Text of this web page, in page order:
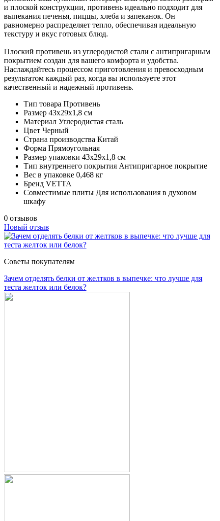
и плоской конструкции, противень идеально подходит для
выпекания печенья, пиццы, хлеба и запеканок. Он
равномерно распределяет тепло, обеспечивая идеальную
текстуру и вкус готовых блюд.
Плоский противень из углеродистой стали с антипригарным
покрытием создан для вашего комфорта и удобства.
Наслаждайтесь процессом приготовления и превосходным
результатом каждый раз, когда вы используете этот
качественный и надежный противень.
Тип товара Противень
Размер 43x29x1,8 см
Материал Углеродистая сталь
Цвет Черный
Страна производства Китай
Форма Прямоугольная
Размер упаковки 43х29х1,8 см
Тип внутреннего покрытия Антипригарное покрытие
Вес в упаковке 0,468 кг
Бренд VETTA
Совместимые плиты Для использования в духовом
шкафу
0 отзывов
Новый отзыв
Советы покупателям
Зачем отделять белки от желтков в выпечке: что лучше для
теста желток или белок?